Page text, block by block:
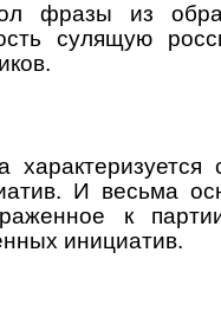
фразы из
сулящую
И весьма
к
инициатив.